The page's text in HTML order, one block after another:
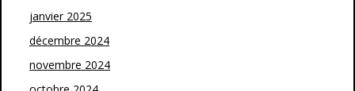
janvier 2025
décembre 2024
novembre 2024